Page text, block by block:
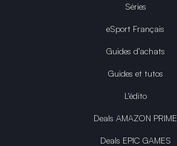
Séries
eSport Français
Guides d’achats
Guides et tutos
L'édito
Deals AMAZON PRIME
Deals EPIC GAMES